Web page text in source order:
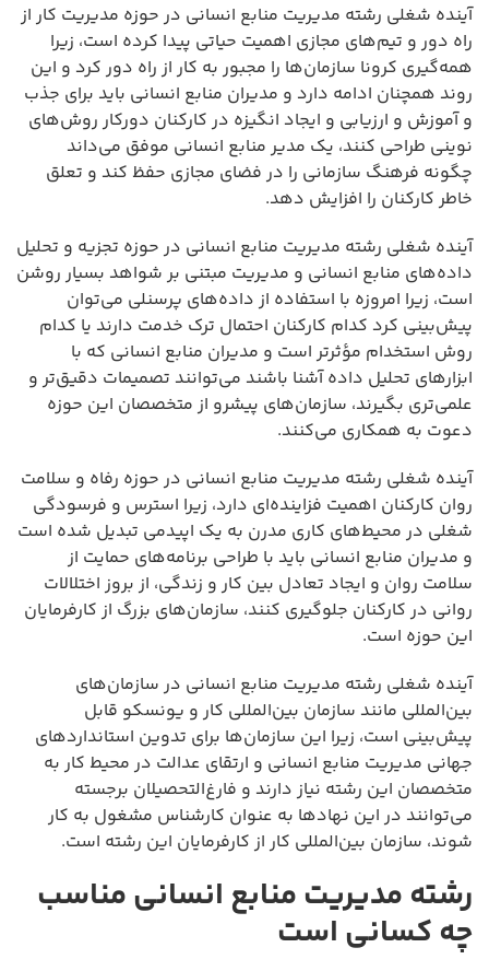
آینده شغلی رشته مدیریت منابع انسانی در حوزه مدیریت کار از
راه دور و تیم‌های مجازی اهمیت حیاتی پیدا کرده است، زیرا
همه‌گیری کرونا سازمان‌ها را مجبور به کار از راه دور کرد و این
روند همچنان ادامه دارد و مدیران منابع انسانی باید برای جذب
و آموزش و ارزیابی و ایجاد انگیزه در کارکنان دورکار روش‌های
نوینی طراحی کنند، یک مدیر منابع انسانی موفق می‌داند
چگونه فرهنگ سازمانی را در فضای مجازی حفظ کند و تعلق
خاطر کارکنان را افزایش دهد.
آینده شغلی رشته مدیریت منابع انسانی در حوزه تجزیه و تحلیل
داده‌های منابع انسانی و مدیریت مبتنی بر شواهد بسیار روشن
است، زیرا امروزه با استفاده از داده‌های پرسنلی می‌توان
پیش‌بینی کرد کدام کارکنان احتمال ترک خدمت دارند یا کدام
روش استخدام مؤثرتر است و مدیران منابع انسانی که با
ابزارهای تحلیل داده آشنا باشند می‌توانند تصمیمات دقیق‌تر و
علمی‌تری بگیرند، سازمان‌های پیشرو از متخصصان این حوزه
دعوت به همکاری می‌کنند.
آینده شغلی رشته مدیریت منابع انسانی در حوزه رفاه و سلامت
روان کارکنان اهمیت فزاینده‌ای دارد، زیرا استرس و فرسودگی
شغلی در محیط‌های کاری مدرن به یک اپیدمی تبدیل شده است
و مدیران منابع انسانی باید با طراحی برنامه‌های حمایت از
سلامت روان و ایجاد تعادل بین کار و زندگی، از بروز اختلالات
روانی در کارکنان جلوگیری کنند، سازمان‌های بزرگ از کارفرمایان
این حوزه است.
آینده شغلی رشته مدیریت منابع انسانی در سازمان‌های
بین‌المللی مانند سازمان بین‌المللی کار و یونسکو قابل
پیش‌بینی است، زیرا این سازمان‌ها برای تدوین استانداردهای
جهانی مدیریت منابع انسانی و ارتقای عدالت در محیط کار به
متخصصان این رشته نیاز دارند و فارغ‌التحصیلان برجسته
می‌توانند در این نهادها به عنوان کارشناس مشغول به کار
شوند، سازمان بین‌المللی کار از کارفرمایان این رشته است.
رشته مدیریت منابع انسانی مناسب
چه کسانی است